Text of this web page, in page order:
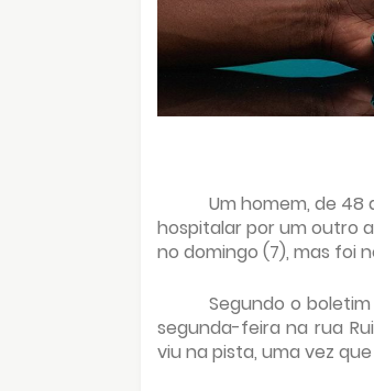
Um homem, de 48
hospitalar por um outro
no domingo (7), mas foi
Segundo o
segunda-feira na rua
viu na pista, uma vez